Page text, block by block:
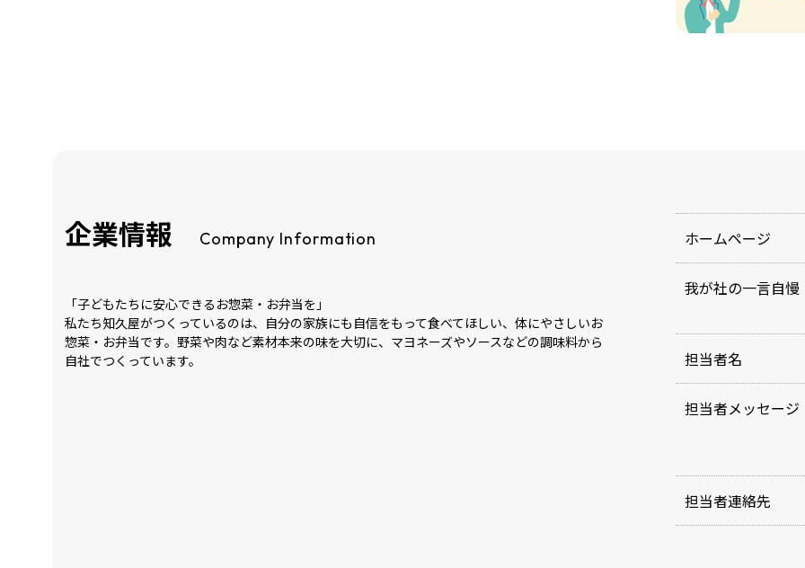
企業情報 Company Information
「子どもたちに安心できるお惣菜・お弁当を」
私たち知久屋がつくっているのは、自分の家族にも自信をもって食べてほしい、体にやさしいお
惣菜・お弁当です。野菜や肉など素材本来の味を大切に、マヨネーズやソースなどの調味料から
自社でつくっています。
ホームページ
我が社の一言自慢
担当者名
担当者メッセージ
担当者連絡先